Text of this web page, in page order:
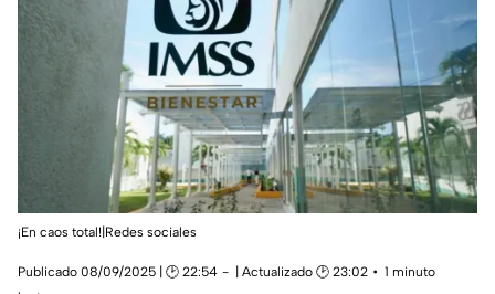
¡En caos total!|Redes sociales
Publicado 08/09/2025 | 🕑 22:54 | Actualizado 🕑 23:02
1 minuto